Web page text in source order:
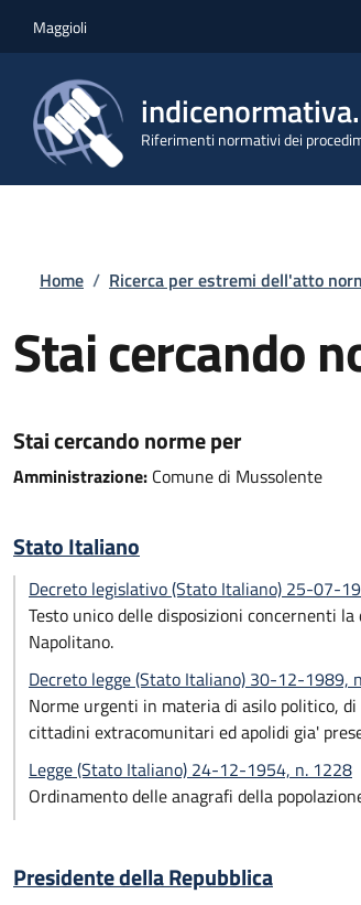
Maggioli
Riferimenti normativi dei
Briciole di pane
Home / Ricerca per estremi dell'atto
Stai cercando
Stai cercando norme per
Amministrazione: Comune di Mussolente
Stato Italiano
Decreto legislativo (Stato Italiano) 25-07-
Testo unico delle disposizioni concernenti
Napolitano.
Decreto legge (Stato Italiano) 30-12-1989,
Norme urgenti in materia di asilo politico,
cittadini extracomunitari ed apolidi gia'
Legge (Stato Italiano) 24-12-1954, n. 1228
Ordinamento delle anagrafi della
Presidente della Repubblica